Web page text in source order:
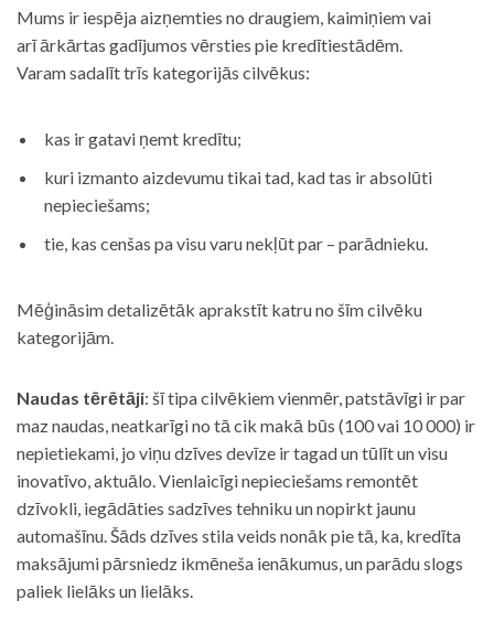
Mums ir iespēja aizņemties no draugiem, kaimiņiem vai
arī ārkārtas gadījumos vērsties pie kredītiestādēm.
Varam sadalīt trīs kategorijās cilvēkus:
kas ir gatavi ņemt kredītu;
kuri izmanto aizdevumu tikai tad, kad tas ir absolūti
nepieciešams;
tie, kas cenšas pa visu varu nekļūt par – parādnieku.
Mēģināsim detalizētāk aprakstīt katru no šīm cilvēku
kategorijām.
Naudas tērētāji: šī tipa cilvēkiem vienmēr, patstāvīgi ir par
maz naudas, neatkarīgi no tā cik makā būs (100 vai 10 000) ir
nepietiekami, jo viņu dzīves devīze ir tagad un tūlīt un visu
inovatīvo, aktuālo. Vienlaicīgi nepieciešams remontēt
dzīvokli, iegādāties sadzīves tehniku un nopirkt jaunu
automašīnu. Šāds dzīves stila veids nonāk pie tā, ka, kredīta
maksājumi pārsniedz ikmēneša ienākumus, un parādu slogs
paliek lielāks un lielāks.